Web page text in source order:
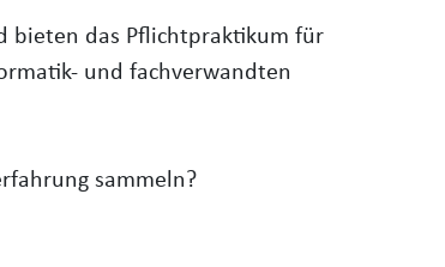
bieten das Pflichtpraktikum für
und fachverwandten
sammeln?